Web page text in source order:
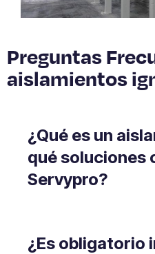
Preguntas
aislamientos
¿Qué es un
qué soluciones
Servypro?
¿Es obligatorio